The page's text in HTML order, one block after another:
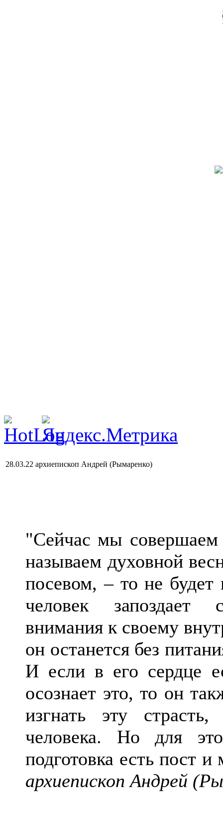
28.03.22 архиепископ Андрей (Рымаренко)
"Сейчас мы
называем духовной
посевом, – то не будет
человек запоздает
внимания к своему
он останется без
И если в его сердце
осознает это, то он
изгнать эту
человека. Но для
подготовка есть пост
архиепископ Андрей